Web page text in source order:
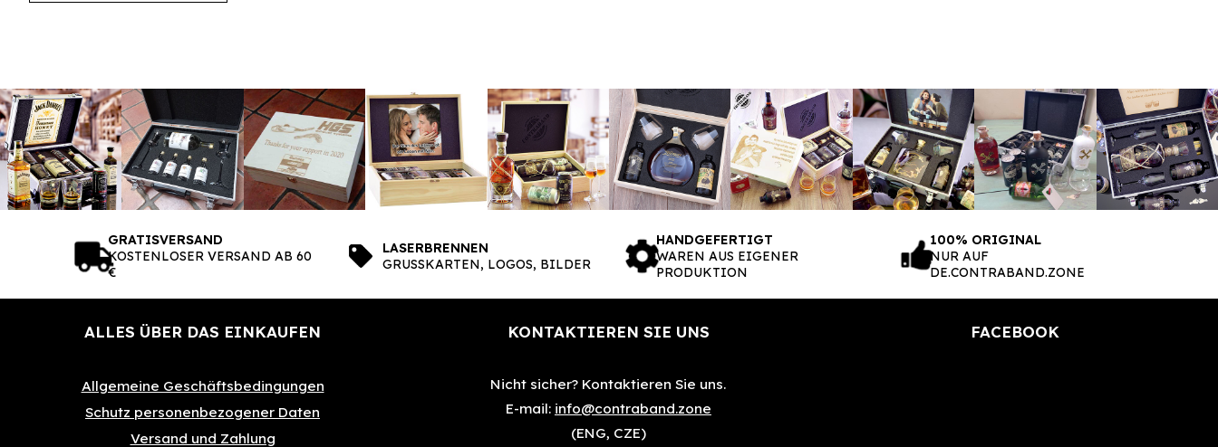
GRATISVERSAND
KOSTENLOSER VERSAND AB 60
€
LASERBRENNEN
GRUSSKARTEN, LOGOS, BILDER
HANDGEFERTIGT
WAREN AUS EIGENER
PRODUKTION
100% ORIGINAL
NUR AUF
DE.CONTRABAND.ZONE
ALLES ÜBER DAS EINKAUFEN
Allgemeine Geschäftsbedingungen
Schutz personenbezogener Daten
Versand und Zahlung
KONTAKTIEREN SIE UNS
Nicht sicher? Kontaktieren Sie uns.
E-mail: info@contraband.zone
(ENG, CZE)
FACEBOOK